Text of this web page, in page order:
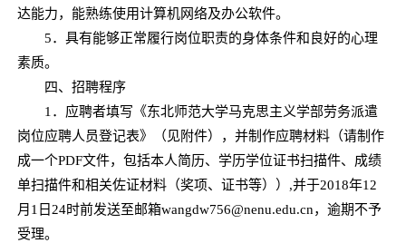
达能力，能熟练使用计算机网络及办公软件。
5．具有能够正常履行岗位职责的身体条件和良好的心理
素质。
四、招聘程序
1．应聘者填写《东北师范大学马克思主义学部劳务派遣
岗位应聘人员登记表》（见附件），并制作应聘材料（请制作
成一个PDF文件，包括本人简历、学历学位证书扫描件、成绩
单扫描件和相关佐证材料（奖项、证书等））,并于2018年12
月1日24时前发送至邮箱wangdw756@nenu.edu.cn，逾期不予
受理。